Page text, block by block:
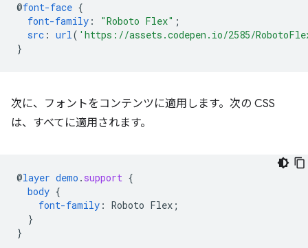
@font-face {
font-family : "Roboto Flex" ;
src : url( 'https://assets.codepen.io/2585/
}
次に、フォントをコンテンツに適用します。次の CSS
は、すべてに適用されます。
@layer demo . support {
body {
font-family : Roboto Flex ;
}
}